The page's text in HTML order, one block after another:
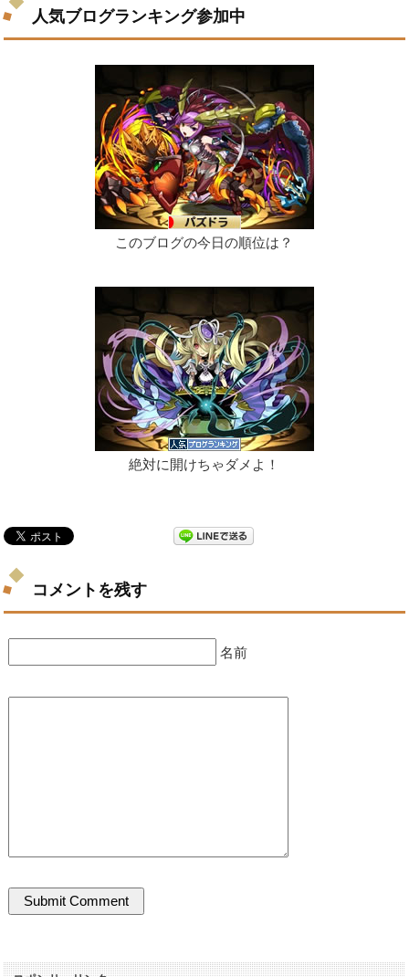
人気ブログランキング参加中
このブログの今日の順位は？
絶対に開けちゃダメよ！
コメントを残す
名前